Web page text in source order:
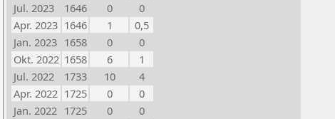
Jul. 2023
1646 0
0
Apr. 2023 1646 1
0,5
Jan. 2023 1658 0
0
Okt. 2022 1658 6
1
Jul. 2022
1733 10
4
Apr. 2022 1725 0
0
Jan. 2022 1725 0
0